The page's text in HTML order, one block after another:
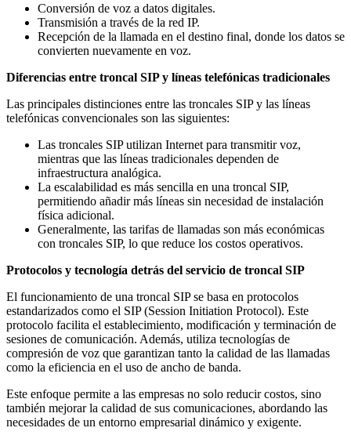
Conversión de voz a datos digitales.
Transmisión a través de la red IP.
Recepción de la llamada en el destino final, donde los datos se
convierten nuevamente en voz.
Diferencias entre troncal SIP y líneas telefónicas tradicionales
Las principales distinciones entre las troncales SIP y las líneas
telefónicas convencionales son las siguientes:
Las troncales SIP utilizan Internet para transmitir voz,
mientras que las líneas tradicionales dependen de
infraestructura analógica.
La escalabilidad es más sencilla en una troncal SIP,
permitiendo añadir más líneas sin necesidad de instalación
física adicional.
Generalmente, las tarifas de llamadas son más económicas
con troncales SIP, lo que reduce los costos operativos.
Protocolos y tecnología detrás del servicio de troncal SIP
El funcionamiento de una troncal SIP se basa en protocolos
estandarizados como el SIP (Session Initiation Protocol). Este
protocolo facilita el establecimiento, modificación y terminación de
sesiones de comunicación. Además, utiliza tecnologías de
compresión de voz que garantizan tanto la calidad de las llamadas
como la eficiencia en el uso de ancho de banda.
Este enfoque permite a las empresas no solo reducir costos, sino
también mejorar la calidad de sus comunicaciones, abordando las
necesidades de un entorno empresarial dinámico y exigente.